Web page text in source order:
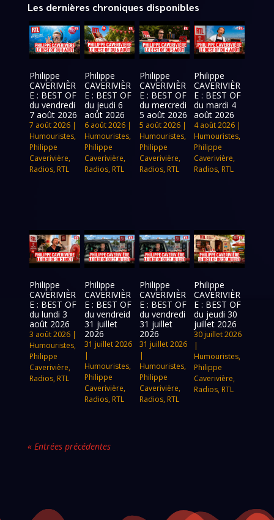
Les dernières chroniques disponibles
Philippe
CAVERIVIÈR
E : BEST OF
du vendredi
7 août 2026
7 août 2026 |
Humouristes,
Philippe
Caverivière,
Radios, RTL
Philippe
CAVERIVIÈR
E : BEST OF
du jeudi 6
août 2026
6 août 2026|
Humouristes,
Philippe
Caverivière,
Radios, RTL
Philippe
CAVERIVIÈR
E : BEST OF
du mercredi
5 août 2026
5 août 2026|
Humouristes,
Philippe
Caverivière,
Radios, RTL
Philippe
CAVERIVIÈR
E : BEST OF
du mardi 4
août 2026
4 août 2026 |
Humouristes,
Philippe
Caverivière,
Radios, RTL
Philippe
CAVERIVIÈR
E : BEST OF
du lundi 3
août 2026
3 août 2026 |
Humouristes,
Philippe
Caverivière,
Radios, RTL
Philippe
CAVERIVIÈR
E : BEST OF
du vendreid
31 juillet
2026
31 juillet 2026
|
Humouristes,
Philippe
Caverivière,
Radios, RTL
Philippe
CAVERIVIÈR
E : BEST OF
du vendredi
31 juillet
2026
31 juillet 2026
|
Humouristes,
Philippe
Caverivière,
Radios, RTL
Philippe
CAVERIVIÈR
E : BEST OF
du jeudi 30
juillet 2026
30 juillet 2026
|
Humouristes,
Philippe
Caverivière,
Radios, RTL
« Entrées précédentes